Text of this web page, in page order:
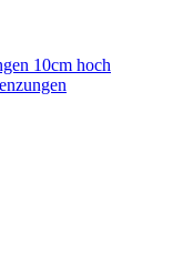
10cm hoch